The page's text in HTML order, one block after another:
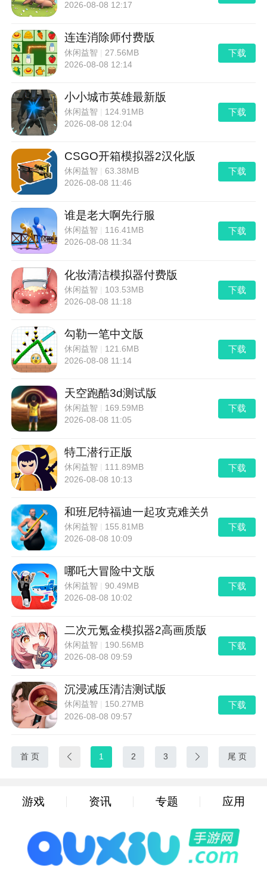
2026-08-08 12:17
连连消除师付费版
休闲益智
27.56MB
2026-08-08 12:14
下载
小小城市英雄最新版
休闲益智
124.91MB
2026-08-08 12:04
下载
CSGO开箱模拟器2汉化版
休闲益智 |63.38MB
2026-08-08 11:46
下载
谁是老大啊先行服
休闲益智
116.41MB
2026-08-08 11:34
下载
化妆清洁模拟器付费版
休闲益智
103.53MB
2026-08-08 11:18
下载
勾勒一笔中文版
休闲益智
121.6MB
2026-08-08 11:14
下载
天空跑酷3d测试版
休闲益智
169.59MB
2026-08-08 11:05
下载
特工潜行正版
休闲益智
111.89MB
2026-08-08 10:13
下载
和班尼特福迪一起攻克难关先行服
休闲益智
155.81MB
2026-08-08 10:09
下载
哪吒大冒险中文版
休闲益智 |90.49MB
2026-08-08 10:02
下载
二次元氪金模拟器2高画质版
休闲益智
190.56MB
2026-08-08 09:59
下载
沉浸减压清洁测试版
休闲益智
150.27MB
2026-08-08 09:57
下载
首 页  1 2 3  尾 页
游戏 资讯 专题 应用